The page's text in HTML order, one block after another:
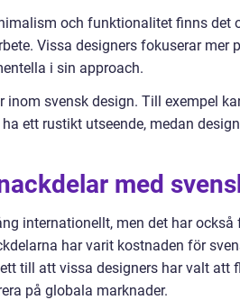
och funktionalitet finns det
Vissa designers fokuserar mer
i sin approach.
svensk design. Till exempel
ett rustikt utseende, medan
med
internationellt, men det har
har varit kostnaden för
till att vissa designers har valt att
på globala marknader.